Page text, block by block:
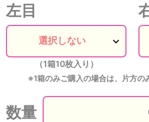
左目
（1箱10枚入り）
※1箱のみご購入の場合は、片方の
数量